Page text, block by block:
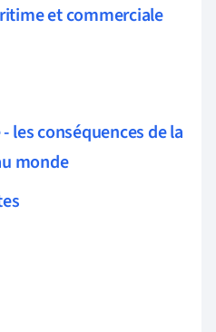
et commerciale
les conséquences de la
monde